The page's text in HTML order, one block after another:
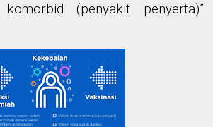
(penyakit penyerta)”